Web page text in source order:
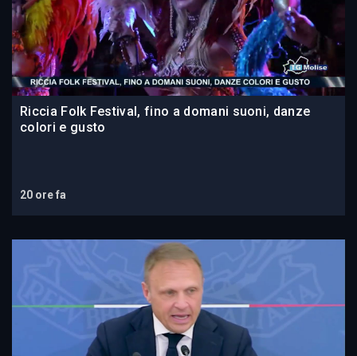
Riccia Folk Festival, fino a domani suoni, danze
colori e gusto
20 ore fa